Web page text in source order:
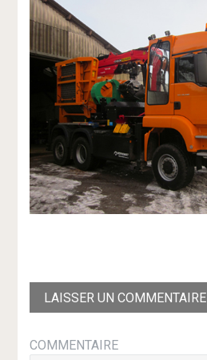
LAISSER UN COMMENTAIRE
COMMENTAIRE